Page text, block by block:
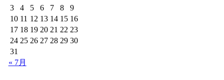
3
4 5 6 7 8
9
10 11 12 13 14 15 16
17 18 19 20 21 22 23
24 25 26 27 28 29 30
31
« 7月